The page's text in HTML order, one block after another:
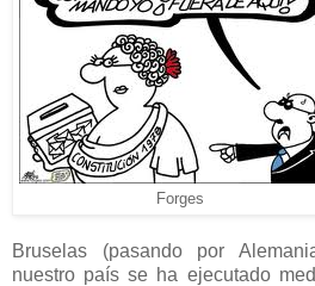
Forges
Bruselas (pasando por
nuestro país se ha ejecutado